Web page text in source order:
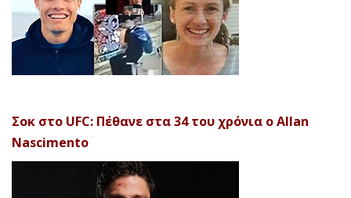
Σοκ στο UFC: Πέθανε στα 34 του χρόνια ο Allan
Nascimento